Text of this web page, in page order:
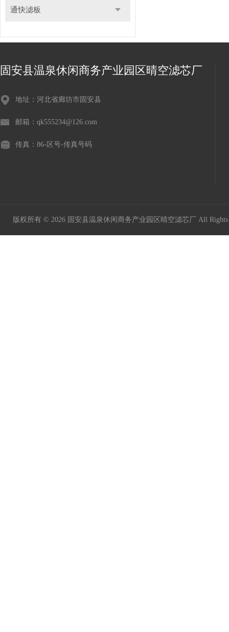
通快滤板
固安县温泉休闲商务产业园区晴空滤芯厂
地址：河北省廊坊市固安县
邮箱：qk555234@126.com
传真：86-区号-传真号码
版权所有 © 2026 固安县温泉休闲商务产业园区晴空滤芯厂 All